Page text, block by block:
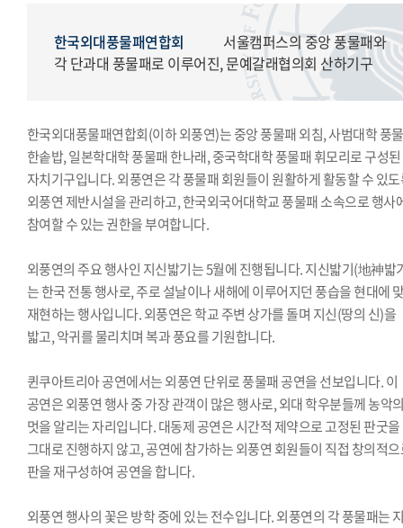
국제학생회
생활도서관
학생복지위원회
영상사업단
한국외대통역협회
한국외대119학군단
한국외대풍물패연합회
서울캠퍼스의 중앙 풍물패와
각 단과대 풍물패로 이루어진, 문예갈래협의회 산하기구
한국외대풍물패연합회(이하 외풍연)는 중앙 풍물패 외침, 사범대학 풍
한솥밥, 일본학대학 풍물패 한나래, 중국학대학 풍물패 휘모리로 구성된
자치기구입니다. 외풍연은 각 풍물패 회원들이 원활하게 활동할 수 있
외풍연 제반시설을 관리하고, 한국외국어대학교 풍물패 소속으로 행사
참여할 수 있는 권한을 부여합니다.
외풍연의 주요 행사인 지신밟기는 5월에 진행됩니다. 지신밟기(地神밟
는 한국 전통 행사로, 주로 설날이나 새해에 이루어지던 풍습을 현대에
재현하는 행사입니다. 외풍연은 학교 주변 상가를 돌며 지신(땅의 신)을
밟고, 악귀를 물리치며 복과 풍요를 기원합니다.
퀸쿠아트리아 공연에서는 외풍연 단위로 풍물패 공연을 선보입니다. 이
공연은 외풍연 행사 중 가장 관객이 많은 행사로, 외대 학우분들께 농악
멋을 알리는 자리입니다. 대동제 공연은 시간적 제약으로 고정된 판굿을
그대로 진행하지 않고, 공연에 참가하는 외풍연 회원들이 직접 창의적
판을 재구성하여 공연을 합니다.
외풍연 행사의 꽃은 방학 중에 있는 전수입니다. 외풍연의 각 풍물패는